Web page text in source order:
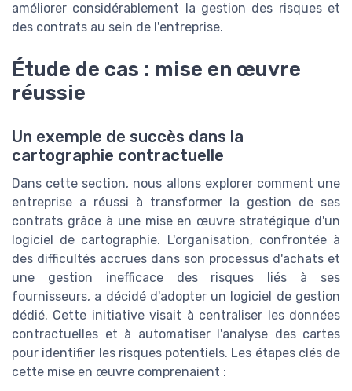
améliorer considérablement la gestion des risques et
des contrats au sein de l'entreprise.
Étude de cas : mise en œuvre
réussie
Un exemple de succès dans la
cartographie contractuelle
Dans cette section, nous allons explorer comment une
entreprise a réussi à transformer la gestion de ses
contrats grâce à une mise en œuvre stratégique d'un
logiciel de cartographie. L'organisation, confrontée à
des difficultés accrues dans son processus d'achats et
une gestion inefficace des risques liés à ses
fournisseurs, a décidé d'adopter un logiciel de gestion
dédié. Cette initiative visait à centraliser les données
contractuelles et à automatiser l'analyse des cartes
pour identifier les risques potentiels. Les étapes clés de
cette mise en œuvre comprenaient :